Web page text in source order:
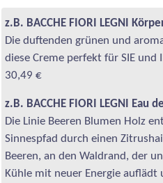
z.B. BACCHE FIORI LEGNI
Die duftenden grünen und
diese Creme perfekt für SIE und
30,49 €
z.B. BACCHE FIORI LEGNI Eau
Die Linie Beeren Blumen Holz
Sinnespfad durch einen
Beeren, an den Waldrand, der
Kühle mit neuer Energie auflädt